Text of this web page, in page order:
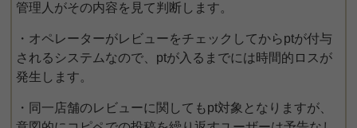
管理人がその内容を見て判断します。
・オペレーターがレビューをチェックしてからptが付与
されるシステムなので、ptが入るまでには時間的ロスが
発生します。
・同一店舗のレビューに関してもpt対象となりますが、